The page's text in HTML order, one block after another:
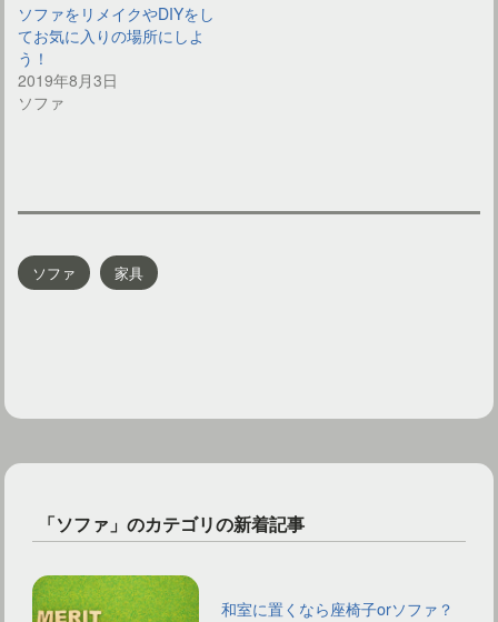
ソファをリメイクやDIYをし
てお気に入りの場所にしよ
う！
2019年8月3日
ソファ
ソファ 家具
「ソファ」のカテゴリの新着記事
和室に置くなら座椅子orソファ？